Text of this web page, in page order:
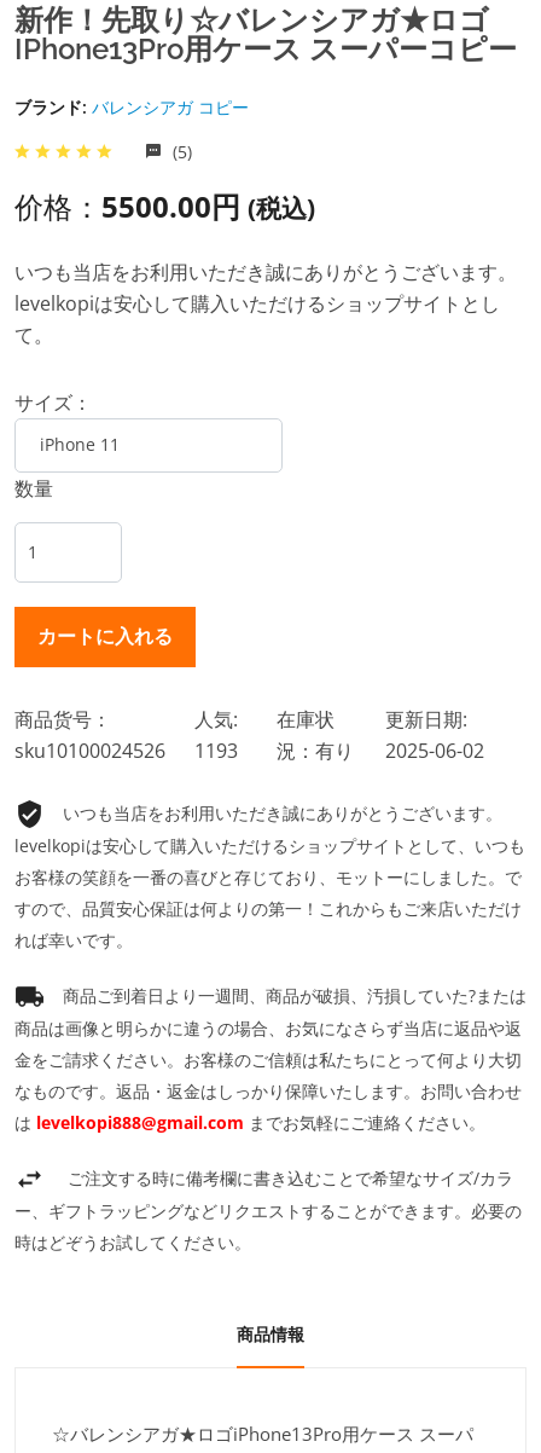
新作！先取り☆バレンシアガ★ロゴ
IPhone13Pro用ケース スーパーコピー
ブランド: バレンシアガ コピー
(5)
价格： 5500.00円 (税込)
いつも当店をお利用いただき誠にありがとうございます。
levelkopiは安心して購入いただけるショップサイトとし
て。
サイズ：
数量
商品货号：
sku10100024526
人気:
1193
在庫状
況：有り
更新日期:
2025-06-02
いつも当店をお利用いただき誠にありがとうございます。
levelkopiは安心して購入いただけるショップサイトとして、いつも
お客様の笑顔を一番の喜びと存じており、モットーにしました。で
すので、品質安心保証は何よりの第一！これからもご来店いただけ
れば幸いです。
商品ご到着日より一週間、商品が破損、汚損していた?または
商品は画像と明らかに違うの場合、お気になさらず当店に返品や返
金をご請求ください。お客様のご信頼は私たちにとって何より大切
なものです。返品・返金はしっかり保障いたします。お問い合わせ
は levelkopi888@gmail.com までお気軽にご連絡ください。
ご注文する時に備考欄に書き込むことで希望なサイズ/カラ
ー、ギフトラッピングなどリクエストすることができます。必要の
時はどぞうお試してください。
商品情報
☆バレンシアガ★ロゴiPhone13Pro用ケース スーパ